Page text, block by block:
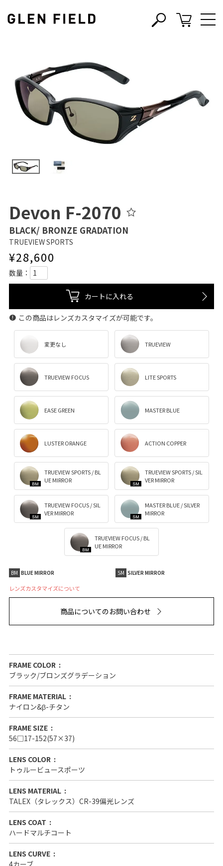
s c
Devon F-2070
BLACK/ BRONZE GRADATION
TRUEVIEW SPORTS
¥28,600
カートに入れる
この商品はレンズカスタマイズが可能です。
変更なし TRUEVIEW
TRUEVIEW FOCUS LITE SPORTS
EASE GREEN MASTER BLUE
LUSTER ORANGE ACTION COPPER
TRUEVIEW SPORTS / BL
UE MIRROR
TRUEVIEW SPORTS / SIL
VER MIRROR
TRUEVIEW FOCUS / SIL
VER MIRROR
MASTER BLUE / SILVER
MIRROR
TRUEVIEW FOCUS / BL
UE MIRROR
BM BLUE MIRROR SM SILVER MIRROR
レンズカスタマイズについて
商品についてのお問い合わせ
FRAME COLOR
ブラック/ブロンズグラデーション
FRAME MATERIAL
ナイロン&β-チタン
FRAME SIZE
56□17-152(57×37)
LENS COLOR
トゥルービュースポーツ
LENS MATERIAL
TALEX（タレックス）CR-39偏光レンズ
LENS COAT
ハードマルチコート
LENS CURVE
4カーブ